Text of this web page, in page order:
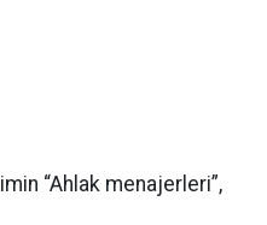
“Ahlak menajerleri”,